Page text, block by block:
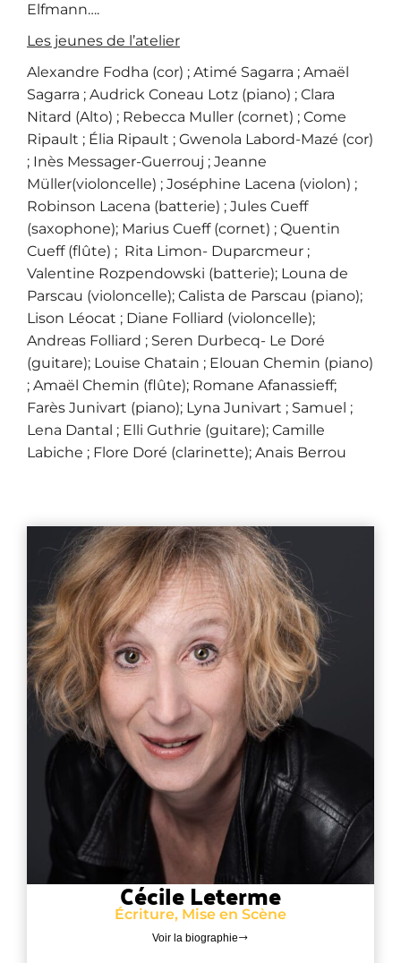
Elfmann….
Les jeunes de l’atelier
Alexandre Fodha (cor) ; Atimé Sagarra ; Amaël
Sagarra ; Audrick Coneau Lotz (piano) ; Clara
Nitard (Alto) ; Rebecca Muller (cornet) ; Come
Ripault ; Élia Ripault ; Gwenola Labord-Mazé (cor)
; Inès Messager-Guerrouj ; Jeanne
Müller(violoncelle) ; Joséphine Lacena (violon) ;
Robinson Lacena (batterie) ; Jules Cueff
(saxophone); Marius Cueff (cornet) ; Quentin
Cueff (flûte) ; Rita Limon- Duparcmeur ;
Valentine Rozpendowski (batterie); Louna de
Parscau (violoncelle); Calista de Parscau (piano);
Lison Léocat ; Diane Folliard (violoncelle);
Andreas Folliard ; Seren Durbecq- Le Doré
(guitare); Louise Chatain ; Elouan Chemin (piano)
; Amaël Chemin (flûte); Romane Afanassieff;
Farès Junivart (piano); Lyna Junivart ; Samuel ;
Lena Dantal ; Elli Guthrie (guitare); Camille
Labiche ; Flore Doré (clarinette); Anais Berrou
Cécile Leterme
Écriture, Mise en Scène
Voir la biographie